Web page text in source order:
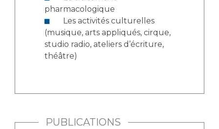
pharmacologique
(musique, arts appliqués, cirque,
studio radio, ateliers d’écriture,
théâtre)
PUBLICATIONS